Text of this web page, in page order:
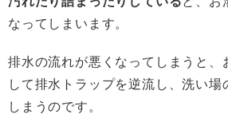
なってしまいます。
排水の流れが悪くなってしまうと、
して排水トラップを逆流し、洗い場
しまうのです。